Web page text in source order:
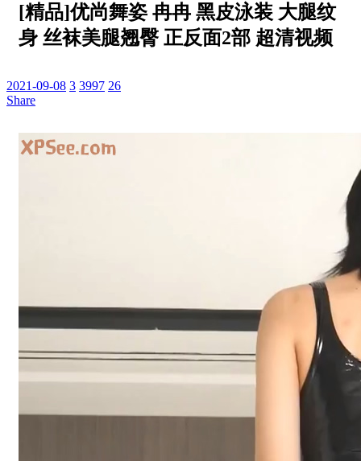
[精品]优尚舞姿 冉冉 黑皮泳装 大腿纹
身 丝袜美腿翘臀 正反面2部 超清视频
2021-09-08 3 3997 26
Share